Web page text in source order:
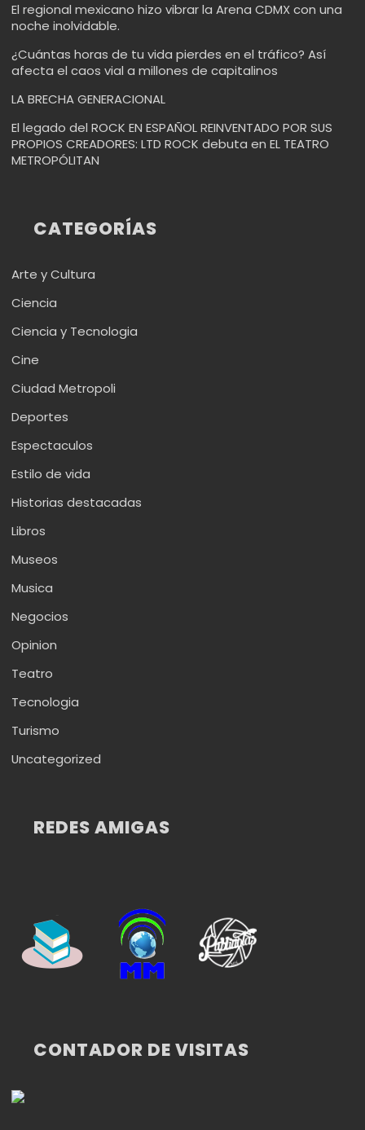
El regional mexicano hizo vibrar la Arena CDMX con una
noche inolvidable.
¿Cuántas horas de tu vida pierdes en el tráfico? Así
afecta el caos vial a millones de capitalinos
LA BRECHA GENERACIONAL
El legado del ROCK EN ESPAÑOL REINVENTADO POR SUS
PROPIOS CREADORES: LTD ROCK debuta en EL TEATRO
METROPÓLITAN
CATEGORÍAS
Arte y Cultura
Ciencia
Ciencia y Tecnologia
Cine
Ciudad Metropoli
Deportes
Espectaculos
Estilo de vida
Historias destacadas
Libros
Museos
Musica
Negocios
Opinion
Teatro
Tecnologia
Turismo
Uncategorized
REDES AMIGAS
CONTADOR DE VISITAS